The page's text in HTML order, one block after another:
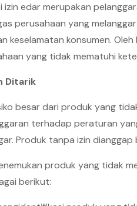
izin edar merupakan
perusahaan yang
keselamatan konsumen.
yang tidak mematuhi
Ditarik
besar dari produk yang
terhadap peraturan
Produk tanpa izin
produk yang tidak
berikut: